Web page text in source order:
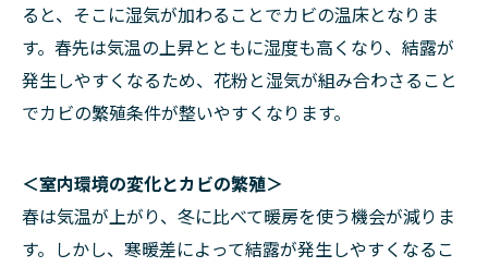
ると、そこに湿気が加わることでカビの温床となりま
す。春先は気温の上昇とともに湿度も高くなり、結露が
発生しやすくなるため、花粉と湿気が組み合わさること
でカビの繁殖条件が整いやすくなります。
＜室内環境の変化とカビの繁殖＞
春は気温が上がり、冬に比べて暖房を使う機会が減りま
す。しかし、寒暖差によって結露が発生しやすくなるこ